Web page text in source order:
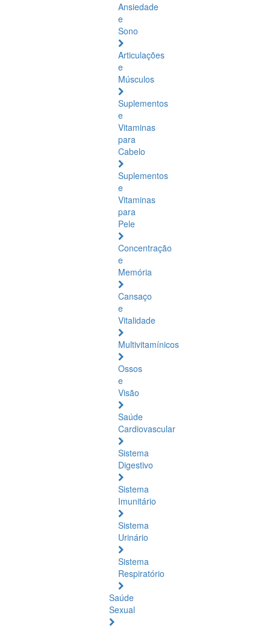
Ansiedade
e
Sono
Articulações
e
Músculos
Suplementos
e
Vitaminas
para
Cabelo
Suplementos
e
Vitaminas
para
Pele
Concentração
e
Memória
Cansaço
e
Vitalidade
Multivitamínicos
Ossos
e
Visão
Saúde
Cardiovascular
Sistema
Digestivo
Sistema
Imunitário
Sistema
Urinário
Sistema
Respiratório
Saúde
Sexual